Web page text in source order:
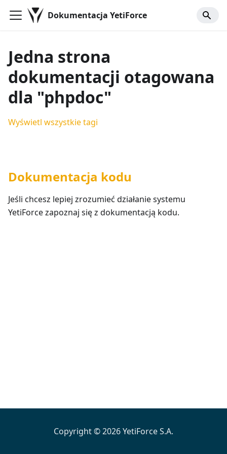
Dokumentacja YetiForce
Jedna strona
dokumentacji otagowana
dla "phpdoc"
Wyświetl wszystkie tagi
Dokumentacja kodu
Jeśli chcesz lepiej zrozumieć działanie systemu
YetiForce zapoznaj się z dokumentacją kodu.
Copyright © 2026 YetiForce S.A.